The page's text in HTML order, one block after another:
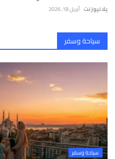
يلا نيوز نت أبريل 18, 2026
سياحة وسفر
سياحة وسفر